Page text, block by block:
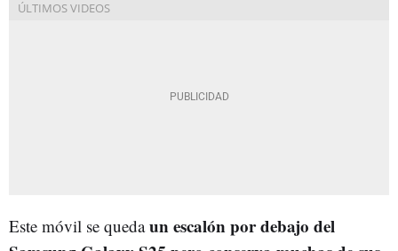
Este móvil se quedaun escalón por debajo del